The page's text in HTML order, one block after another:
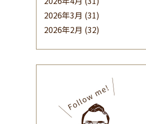
2026年3月 (31)
2026年2月 (32)
(32)
2025年9月(30)
2025年8月(31)